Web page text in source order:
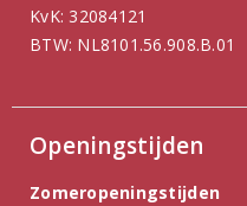
KvK: 32084121
BTW: NL8101.56.908.B.01
Openingstijden
Zomeropeningstijden